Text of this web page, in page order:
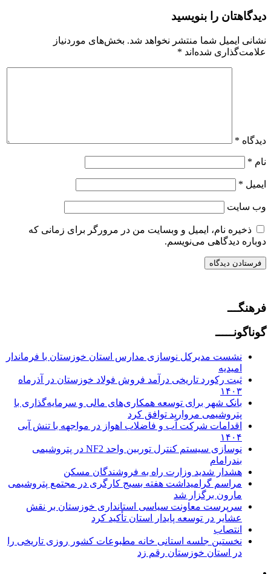
دیدگاهتان را بنویسید
نشانی ایمیل شما منتشر نخواهد شد. بخش‌های موردنیاز
علامت‌گذاری شده‌اند *
دیدگاه *
نام *
ایمیل *
وب‌ سایت
ذخیره نام، ایمیل و وبسایت من در مرورگر برای زمانی که
دوباره دیدگاهی می‌نویسم.
فرهنگـــ
گوناگونـــــ
نشست مدیرکل نوسازی مدارس استان خوزستان با فرماندار
امیدیه
ثبت رکورد تاریخی درآمد فروش فولاد خوزستان در آذرماه
۱۴۰۳
بانک شهر برای توسعه همکاری‌های مالی و سرمایه‌گذاری با
پتروشیمی مروارید توافق کرد
اقدامات شرکت آب و فاضلاب اهواز در مواجهه با تنش آبی
۱۴۰۴
نوسازی سیستم کنترل توربین واحد NF2 در پتروشیمی
بندرامام
هشدار شدید وزارت راه به فروشندگان مسکن
مراسم گرامیداشت هفته بسیج کارگری در مجتمع پتروشیمی
مارون برگزار شد
سرپرست معاونت سیاسی استانداری خوزستان بر نقش
عشایر در توسعه پایدار استان تأکید کرد
انتصاب
نخستین جلسه استانی خانه مطبوعات کشور روزی تاریخی را
در استان خوزستان رقم زد